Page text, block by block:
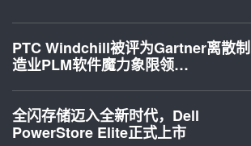
PTC Windchill被评为Gartner离散制
造业PLM软件魔力象限领…
全闪存储迈入全新时代，Dell
PowerStore Elite正式上市